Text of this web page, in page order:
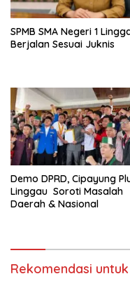
SPMB SMA Negeri 1
Berjalan Sesuai Juknis
Demo DPRD, Cipayung
Linggau Soroti Masalah
Daerah & Nasional
Rekomendasi